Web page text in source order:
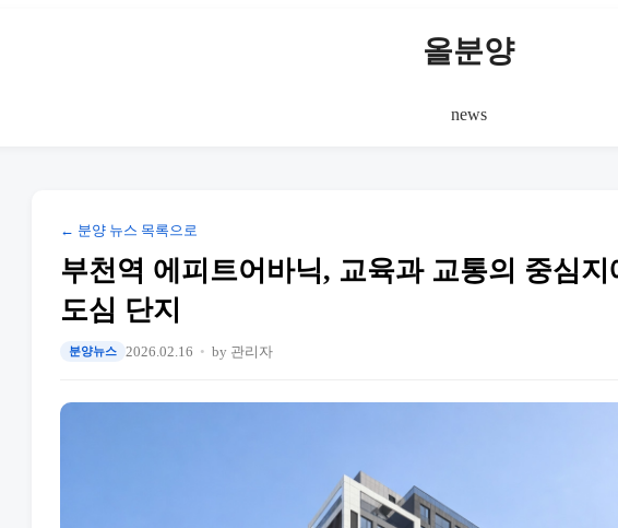
올분양
news
← 분양 뉴스 목록으로
부천역 에피트어바닉, 교육과 교통의 중심
도심 단지
분양뉴스 2026.02.16 by 관리자